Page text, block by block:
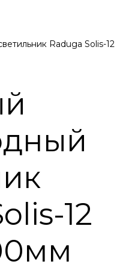
Raduga Solis-12
12